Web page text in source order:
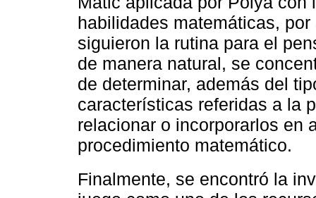
habilidades matemáticas,
siguieron la rutina para el
de manera natural, se
de determinar, además del
características referidas a la
relacionar o incorporarlos en
procedimiento matemático.
Finalmente, se encontró la